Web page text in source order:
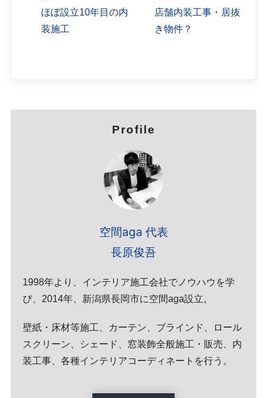
ほぼ設立10年目の内
装施工
店舗内装工事・居抜
き物件？
Profile
空間aga 代表
長原俊吾
1998年より、インテリア施工会社でノウハウを学
び、2014年、新潟県長岡市に空間aga設立。
壁紙・床材等施工、カーテン、ブラインド、ロール
スクリーン、シェード、窓装飾全般施工・販売、内
装工事、各種インテリアコーディネートを行う。